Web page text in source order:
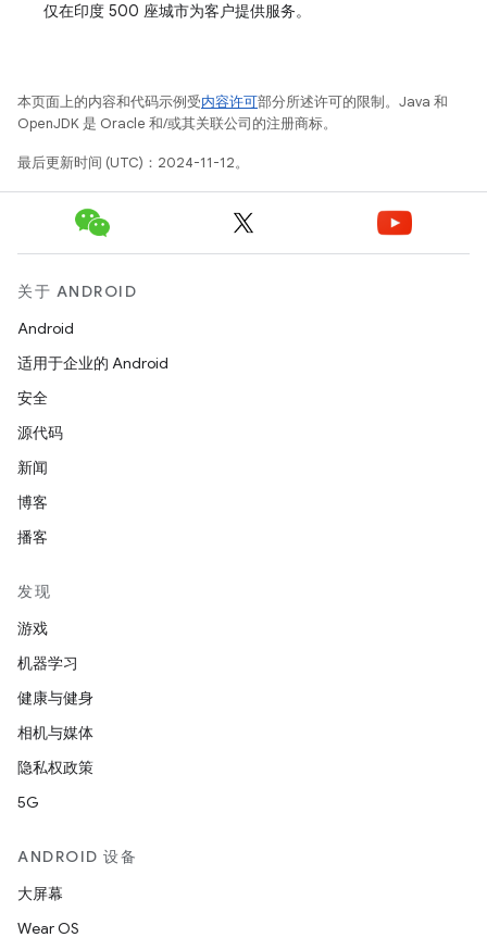
仅在印度 500 座城市为客户提供服务。
本页面上的内容和代码示例受内容许可部分所述许可的限制。Java 和
OpenJDK 是 Oracle 和/或其关联公司的注册商标。
最后更新时间 (UTC)：2024-11-12。
关于 ANDROID
Android
适用于企业的 Android
安全
源代码
新闻
博客
播客
发现
游戏
机器学习
健康与健身
相机与媒体
隐私权政策
5G
ANDROID 设备
大屏幕
Wear OS